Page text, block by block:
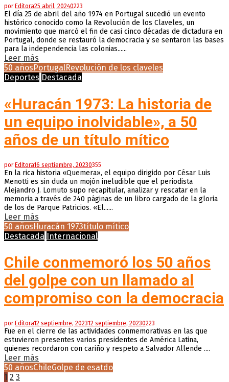
porEditora25 abril, 20240223
El día 25 de abril del año 1974 en Portugal sucedió un evento
histórico conocido como la Revolución de los Claveles, un
movimiento que marcó el fin de casi cinco décadas de dictadura en
Portugal, donde se restauró la democracia y se sentaron las bases
para la independencia las colonias......
Leer más
50 añosPortugalRevolución de los claveles
Deportes Destacada
«Huracán 1973: La historia de
un equipo inolvidable», a 50
años de un título mítico
porEditora16 septiembre, 20230355
En la rica historia «Quemera», el equipo dirigido por César Luis
Menotti es sin duda un mojón ineludible que el periodista
Alejandro J. Lomuto supo recapitular, analizar y rescatar en la
memoria a través de 240 páginas de un libro cargado de la gloria
de los de Parque Patricios. «El......
Leer más
50 añosHuracán 1973título mítico
Destacada Internacional
Chile conmemoró los 50 años
del golpe con un llamado al
compromiso con la democracia
por Editora12 septiembre, 202312 septiembre, 20230223
Fue en el cierre de las actividades conmemorativas en las que
estuvieron presentes varios presidentes de América Latina,
quienes recordaron con cariño y respeto a Salvador Allende ....
Leer más
50 añosChileGolpe de esatdo
Paginación
1 2 3